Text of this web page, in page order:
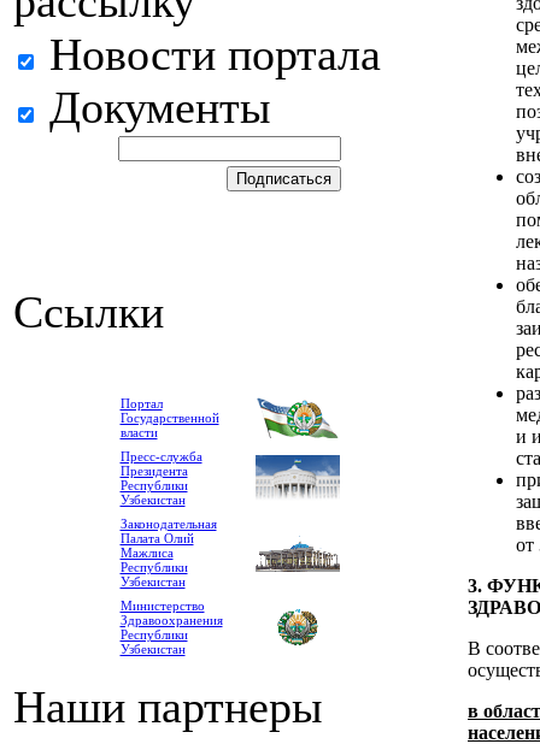
Новости портала
Документы
Ссылки
Портал
Государственной
власти
Пресс-служба
Президента
Республики
Узбекистан
Законодательная
Палата Олий
Мажлиса
Республики
Узбекистан
Министерство
Здравоохранения
Республики
Узбекистан
Наши партнеры
и
от
3.
В
в